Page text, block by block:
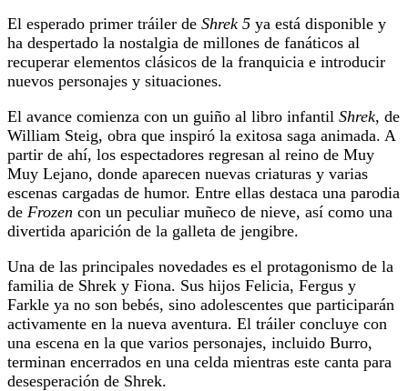
El esperado primer tráiler de Shrek 5 ya está disponible y
ha despertado la nostalgia de millones de fanáticos al
recuperar elementos clásicos de la franquicia e introducir
nuevos personajes y situaciones.
El avance comienza con un guiño al libro infantil Shrek, de
William Steig, obra que inspiró la exitosa saga animada. A
partir de ahí, los espectadores regresan al reino de Muy
Muy Lejano, donde aparecen nuevas criaturas y varias
escenas cargadas de humor. Entre ellas destaca una parodia
de Frozen con un peculiar muñeco de nieve, así como una
divertida aparición de la galleta de jengibre.
Una de las principales novedades es el protagonismo de la
familia de Shrek y Fiona. Sus hijos Felicia, Fergus y
Farkle ya no son bebés, sino adolescentes que participarán
activamente en la nueva aventura. El tráiler concluye con
una escena en la que varios personajes, incluido Burro,
terminan encerrados en una celda mientras este canta para
desesperación de Shrek.